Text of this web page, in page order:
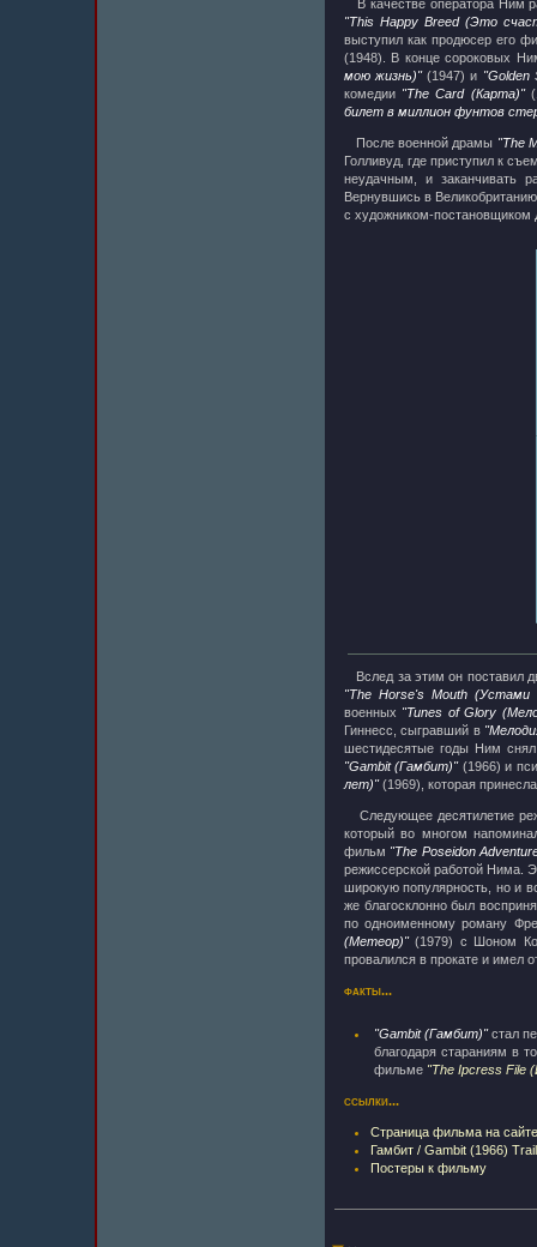
В качестве оператора Ним
"This Happy Breed (Это
выступил как продюсер его
(1948). В конце сороковых
мою жизнь)"(1947) и "Golden
комедии "The Card (Карта)"
билет в миллион фунтов
После военной драмы "The
Голливуд, где приступил к
неудачным, и заканчивать
Вернувшись в
с художником-
Вслед за этим он поставил
"The Horse's Mouth (Устами
военных "Tunes of Glory
Гиннесс, сыгравший в
шестидесятые годы Ним
"Gambit (Гамбит)"(1966) и
лет)"(1969), которая
Следующее десятилетие
который во многом
фильм "The Poseidon
режиссерской работой Нима.
широкую популярность, но и
же благосклонно был
по одноименному роману
(Метеор)"(1979) с Шоном
провалился в прокате и имел
факты...
"Gambit (Гамбит)"стал
благодаря стараниям в
фильме "The Ipcress File
ссылки...
Страница фильма на
Гамбит / Gambit (1966)
Постеры к фильму